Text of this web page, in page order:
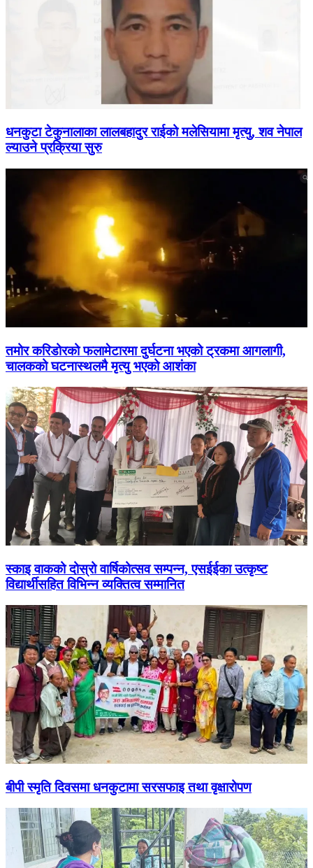
धनकुटा टेकुनालाका लालबहादुर राईको मलेसियामा मृत्यु, शव नेपाल
ल्याउने प्रक्रिया सुरु
तमोर करिडोरको फलामेटारमा दुर्घटना भएको ट्रकमा आगलागी,
चालकको घटनास्थलमै मृत्यु भएको आशंका
स्काइ वाकको दोस्रो वार्षिकोत्सव सम्पन्न, एसईईका उत्कृष्ट
विद्यार्थीसहित विभिन्न व्यक्तित्व सम्मानित
बीपी स्मृति दिवसमा धनकुटामा सरसफाइ तथा वृक्षारोपण